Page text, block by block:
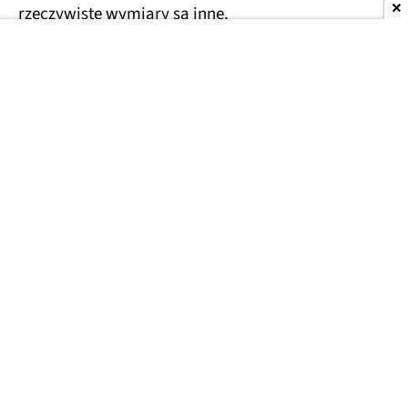
rzeczywiste wymiary są inne.